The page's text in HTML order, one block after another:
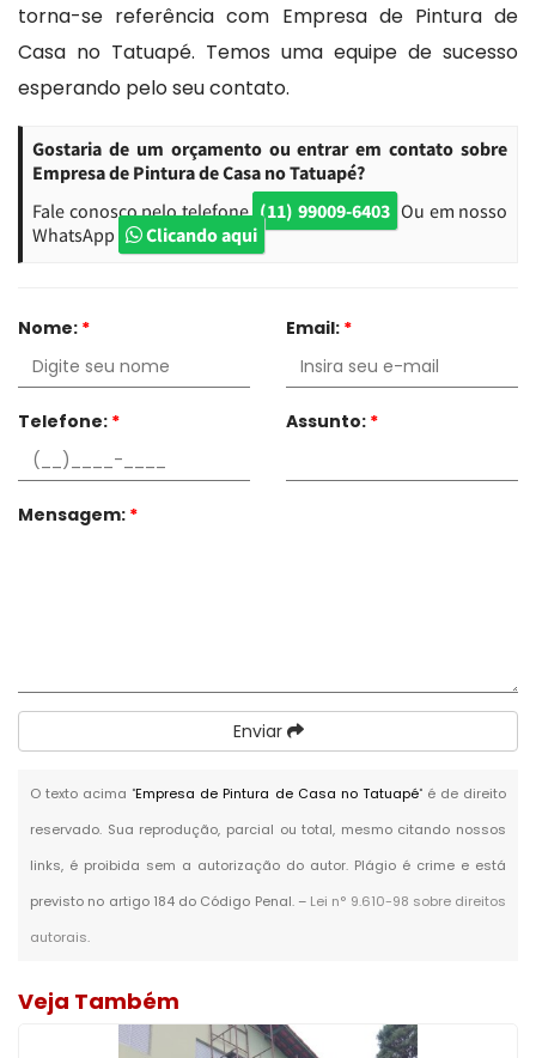
torna-se referência com Empresa de Pintura de
Casa no Tatuapé. Temos uma equipe de sucesso
esperando pelo seu contato.
Gostaria de um orçamento ou entrar em contato sobre
Empresa de Pintura de Casa no Tatuapé?
Fale conosco pelo telefone (11) 99009-6403 Ou em nosso
WhatsApp
Clicando aqui
Nome: * Email: *
Telefone: * Assunto: *
Mensagem: *
Enviar
O texto acima "Empresa de Pintura de Casa no Tatuapé" é de direito
reservado. Sua reprodução, parcial ou total, mesmo citando nossos
links, é proibida sem a autorização do autor. Plágio é crime e está
previsto no artigo 184 do Código Penal. – Lei n° 9.610-98 sobre direitos
autorais.
Veja Também